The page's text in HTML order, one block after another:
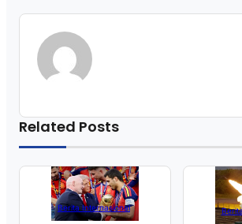
Related Posts
Berita Internasional